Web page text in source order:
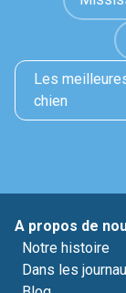
Les
chien
A propos de
Notre histoire
Dans les